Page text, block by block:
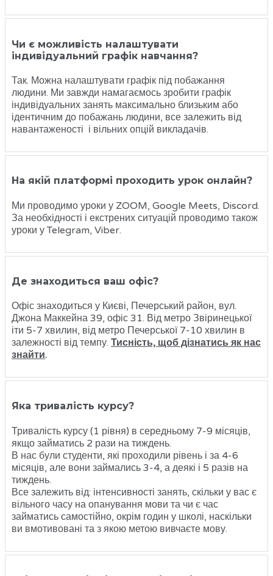
Чи є можливість налаштувати
індивідуальний графік навчання?
Так. Можна налаштувати графік під побажання
людини. Ми завжди намагаємось зробити графік
індивідуальних занять максимально близьким або
ідентичним до побажань людини, все залежить від
навантаженості і вільних опцій викладачів.
На якій платформі проходить урок онлайн?
Ми проводимо уроки у ZOOM, Google Meets, Discord.
За необхідності і екстрених ситуацій проводимо також
уроки у Telegram, Viber.
Де знаходиться ваш офіс?
Офіс знаходиться у Києві, Печерський район, вул.
Джона Маккейна 39, офіс 31. Від метро Звіринецької
іти 5-7 хвилин, від метро Печерської 7-10 хвилин в
залежності від темпу. Тисність, щоб дізнатись як нас
знайти.
Яка тривалість курсу?
Тривалість курсу (1 рівня) в середньому 7-9 місяців,
якщо займатись 2 рази на тиждень.
В нас були студенти, які проходили рівень і за 4-6
місяців, але вони займались 3-4, а деякі і 5 разів на
тиждень.
Все залежить від: інтенсивності занять, скільки у вас є
вільного часу на опанування мови та чи є час
займатись самостійно, окрім годин у школі, наскільки
ви вмотивовані та з якою метою вивчаєте мову.